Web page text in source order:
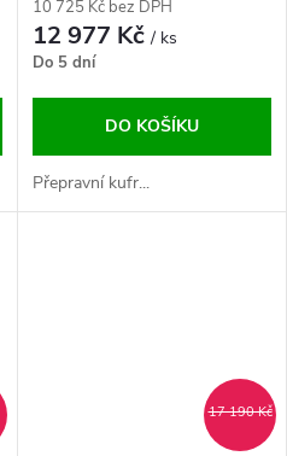
10 725 Kč bez DPH
12 977 Kč/ ks
Do 5 dní
DO KOŠÍKU
Přepravní kufr...
17 190 Kč